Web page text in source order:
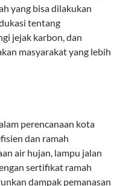
yang bisa dilakukan
tentang
jejak karbon, dan
masyarakat yang lebih
perencanaan kota
dan ramah
air hujan, lampu jalan
sertifikat ramah
dampak pemanasan